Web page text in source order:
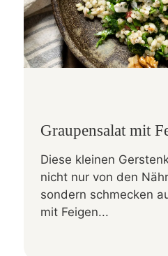
Graupensalat mit
Diese kleinen
nicht nur von den
sondern schmecken
mit Feigen...